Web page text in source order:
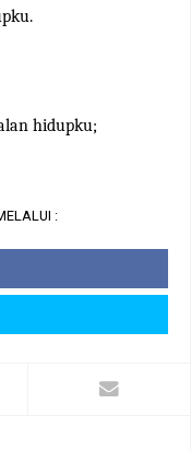
hidupku;
: